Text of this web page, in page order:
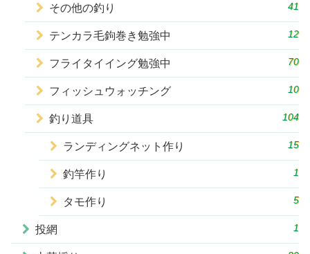
その他の釣り 41
テンカラ毛鉤巻き勉強中 12
フライタイイング勉強中 70
フィッシュウォッチング 10
釣り道具 104
ランディングネット作り 15
釣竿作り 1
タモ作り 5
投網 1